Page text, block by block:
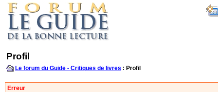
Profil
Le forum du Guide - Critiques de livres : Profil
Erreur